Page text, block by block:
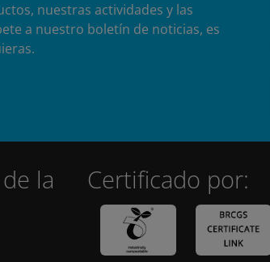
nuestras actividades y las
a nuestro boletín de noticias, es
la
Certificado por: